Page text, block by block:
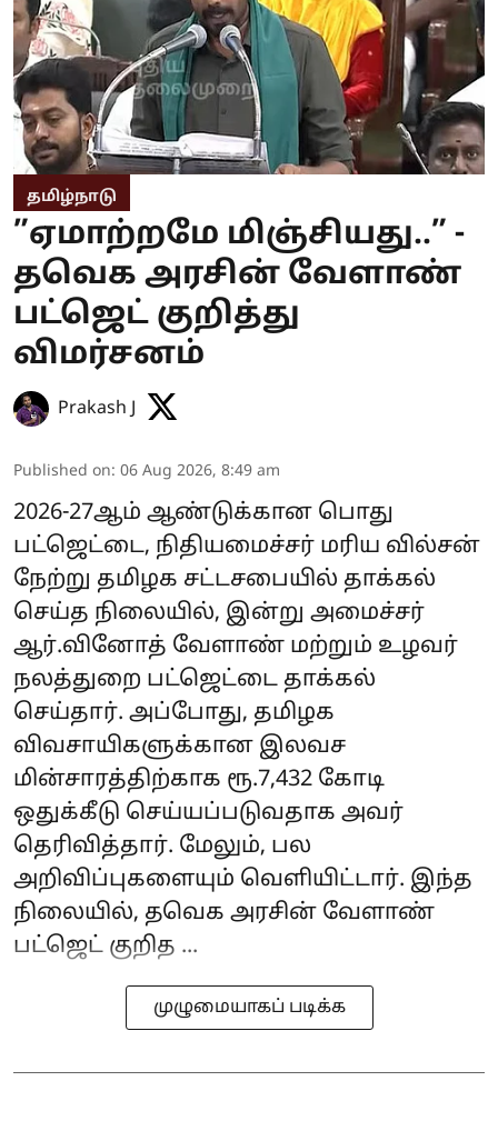
தமிழ்நாடு
”ஏமாற்றமே மிஞ்சியது..” -
தவெக அரசின் வேளாண்
பட்ஜெட் குறித்து
விமர்சனம்
Prakash J
Published on: 06 Aug 2026, 8:49 am
2026-27ஆம் ஆண்டுக்கான பொது
பட்ஜெட்டை, நிதியமைச்சர் மரிய வில்சன்
நேற்று தமிழக சட்டசபையில் தாக்கல்
செய்த நிலையில், இன்று அமைச்சர்
ஆர்.வினோத் வேளாண் மற்றும் உழவர்
நலத்துறை பட்ஜெட்டை தாக்கல்
செய்தார். அப்போது, தமிழக
விவசாயிகளுக்கான இலவச
மின்சாரத்திற்காக ரூ.7,432 கோடி
ஒதுக்கீடு செய்யப்படுவதாக அவர்
தெரிவித்தார். மேலும், பல
அறிவிப்புகளையும் வெளியிட்டார். இந்த
நிலையில், தவெக அரசின் வேளாண்
பட்ஜெட் குறித ...
முழுமையாகப் படிக்க